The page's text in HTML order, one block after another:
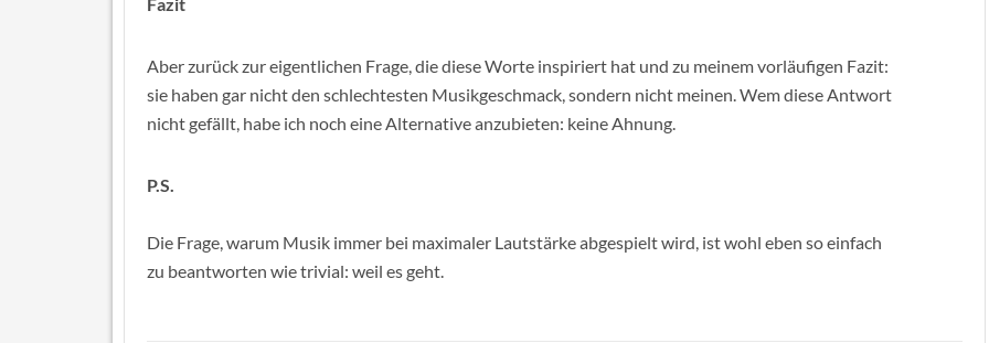
Aber zurück zur eigentlichen Frage, die diese Worte inspiriert hat und zu meinem vorläufigen Fazit:
sie haben gar nicht den schlechtesten Musikgeschmack, sondern nicht meinen. Wem diese Antwort
nicht gefällt, habe ich noch eine Alternative anzubieten: keine Ahnung.
P.S.
Die Frage, warum Musik immer bei maximaler Lautstärke abgespielt wird, ist wohl eben so einfach
zu beantworten wie trivial: weil es geht.